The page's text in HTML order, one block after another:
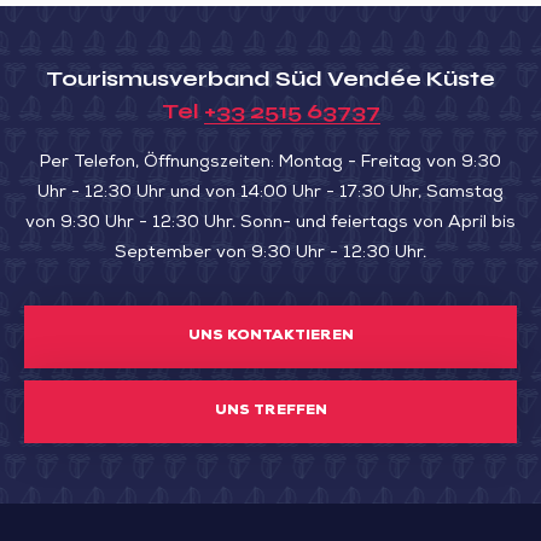
SIE
SUMPF
MIT
LEHM“)
Tourismusverband Süd Vendée Küste
Tel +33 2515 63737
Per Telefon, Öffnungszeiten: Montag - Freitag von 9:30
Uhr - 12:30 Uhr und von 14:00 Uhr - 17:30 Uhr, Samstag
von 9:30 Uhr - 12:30 Uhr. Sonn- und feiertags von April bis
September von 9:30 Uhr - 12:30 Uhr.
UNS KONTAKTIEREN
UNS TREFFEN